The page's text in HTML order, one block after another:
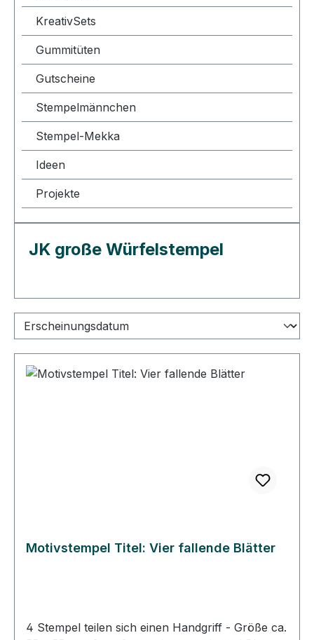
KreativSets
Gummitüten
Gutscheine
Stempelmännchen
Stempel-Mekka
Ideen
Projekte
JK große Würfelstempel
Motivstempel Titel: Vier fallende Blätter
4 Stempel teilen sich einen Handgriff - Größe ca.